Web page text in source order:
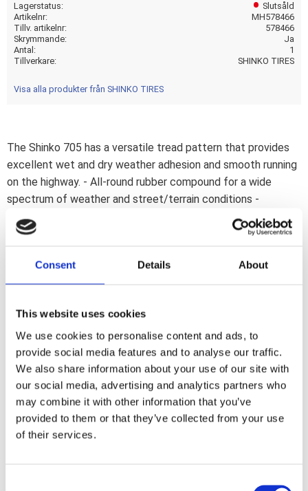
Consent Details About
This website uses cookies
We use cookies to personalise content and ads, to
provide social media features and to analyse our traffic.
We also share information about your use of our site with
our social media, advertising and analytics partners who
may combine it with other information that you’ve
provided to them or that they’ve collected from your use
of their services.
Lagerstatus
Slutsåld
Artikelnr
MH578466
Tillv. artikelnr
578466
Skrymmande
Ja
Antal
1
Tillverkare
SHINKO TIRES
Visa alla produkter från SHINKO TIRES
The Shinko 705 has a versatile tread pattern that provides
excellent wet and dry weather adhesion and smooth running
on the highway. - All-round rubber compound for a wide
spectrum of weather and street/terrain conditions -
Designed as a 70% On-Road 30% Off-Road tire - Great
traction; even Off-Road; thanks to the dirt-oriented tread
F
c
e
b
o
o
k
Omdömen
Du